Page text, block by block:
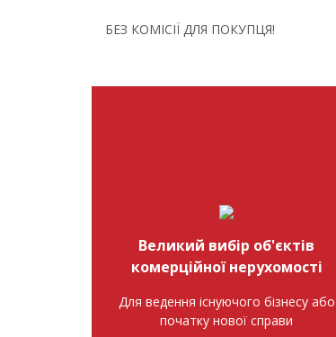
БЕЗ КОМІСІЇ ДЛЯ ПОКУПЦЯ!
Великий вибір об'єктів
комерційної нерухомості
Для ведення існуючого бізнесу або
початку нової справи